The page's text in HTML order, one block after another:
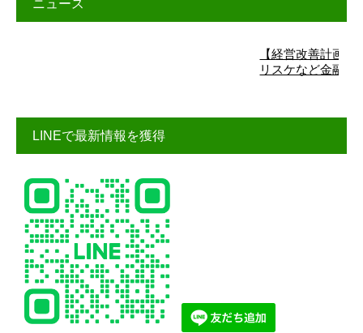
ニュース
【経営改善計画】詳細
リスケなど金融機関交
LINEで最新情報を獲得